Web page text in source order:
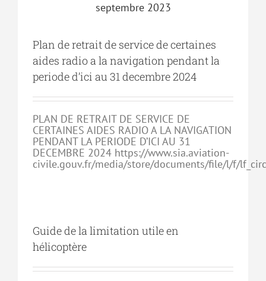
septembre 2023
Plan de retrait de service de certaines
aides radio a la navigation pendant la
periode d’ici au 31 decembre 2024
PLAN DE RETRAIT DE SERVICE DE
CERTAINES AIDES RADIO A LA NAVIGATION
PENDANT LA PERIODE D’ICI AU 31
DECEMBRE 2024 https://www.sia.aviation-
civile.gouv.fr/media/store/documents/file/l/f/
Guide de la limitation utile en
hélicoptère